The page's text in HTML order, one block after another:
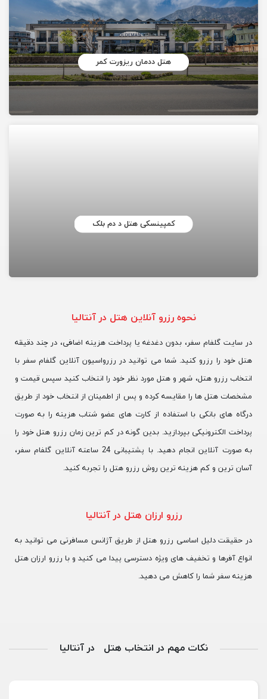
هتل ددمان ریزورت کمر
کمپینسکی هتل د دم بلک
نحوه رزرو آنلاین هتل در آنتالیا
در سایت گلفام سفر، بدون دغدغه یا پرداخت هزینه اضافی، در چند دقیقه
هتل خود را رزرو کنید. شما می توانید در رزرواسیون آنلاین گلفام سفر با
انتخاب رزرو هتل، شهر و هتل مورد نظر خود را انتخاب کنید سپس قیمت و
مشخصات هتل ها را مقایسه کرده و پس از اطمینان از انتخاب خود از طریق
درگاه های بانکی با استفاده از کارت های عضو شتاب هزینه را به صورت
پرداخت الکترونیکی بپردازید. بدین گونه در کم ترین زمان رزرو هتل خود را
به صورت آنلاین انجام دهید. با پشتیبانی 24 ساعته آنلاین گلفام سفر،
آسان ترین و کم هزینه ترین روش رزرو هتل را تجربه کنید.
رزرو ارزان هتل در آنتالیا
در حقیقت دلیل اساسی رزرو هتل از طریق آژانس مسافرتی می توانید به
انواع آفرها و تخفیف های ویژه دسترسی پیدا می کنید و با رزرو ارزان هتل
هزینه سفر شما را کاهش می دهید.
نکات مهم در انتخاب هتل در آنتالیا